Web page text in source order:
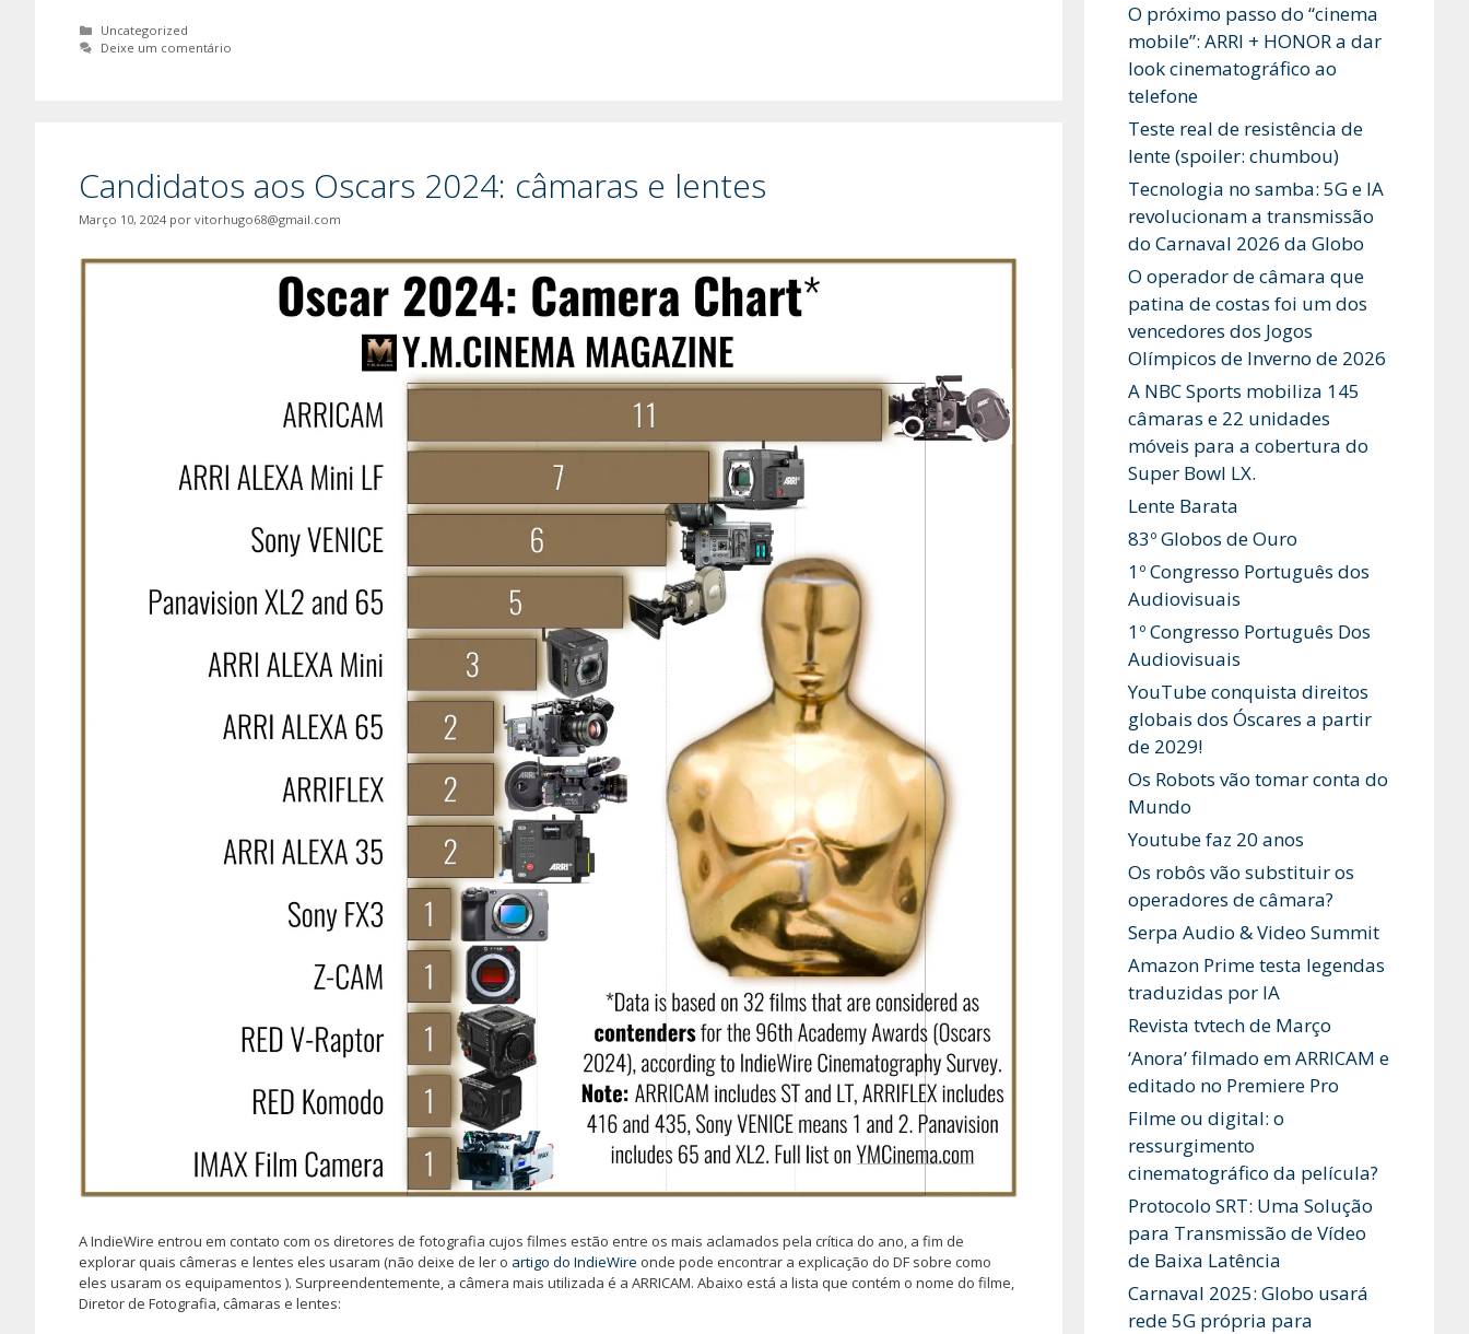
Categorias
Uncategorized
Deixe um comentário
Candidatos aos Oscars 2024: câmaras e lentes
Março 10, 2024 por vitorhugo68@gmail.com
A IndieWire entrou em contato com os diretores de fotografia cujos filmes estão entre os mais aclamados pela crítica do ano, a fim de
explorar quais câmeras e lentes eles usaram (não deixe de ler o artigo do IndieWire onde pode encontrar a explicação do DF sobre como
eles usaram os equipamentos ). Surpreendentemente, a câmera mais utilizada é a ARRICAM. Abaixo está a lista que contém o nome do filme,
Diretor de Fotografia, câmaras e lentes:
O próximo passo do “cinema
mobile”: ARRI + HONOR a dar
look cinematográfico ao
telefone
Teste real de resistência de
lente (spoiler: chumbou)
Tecnologia no samba: 5G e IA
revolucionam a transmissão
do Carnaval 2026 da Globo
O operador de câmara que
patina de costas foi um dos
vencedores dos Jogos
Olímpicos de Inverno de 2026
A NBC Sports mobiliza 145
câmaras e 22 unidades
móveis para a cobertura do
Super Bowl LX.
Lente Barata
83º Globos de Ouro
1º Congresso Português dos
Audiovisuais
1º Congresso Português Dos
Audiovisuais
YouTube conquista direitos
globais dos Óscares a partir
de 2029!
Os Robots vão tomar conta do
Mundo
Youtube faz 20 anos
Os robôs vão substituir os
operadores de câmara?
Serpa Audio & Video Summit
Amazon Prime testa legendas
traduzidas por IA
Revista tvtech de Março
‘Anora’ filmado em ARRICAM e
editado no Premiere Pro
Filme ou digital: o
ressurgimento
cinematográfico da película?
Protocolo SRT: Uma Solução
para Transmissão de Vídeo
de Baixa Latência
Carnaval 2025: Globo usará
rede 5G própria para